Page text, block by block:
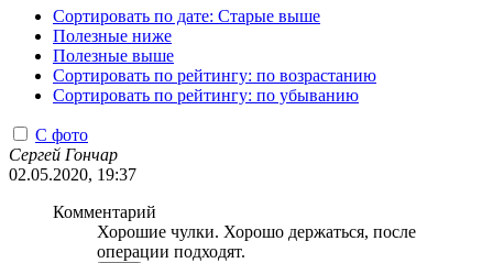
Сортировать по дате: Старые выше
Полезные ниже
Полезные выше
Сортировать по рейтингу: по возрастанию
Сортировать по рейтингу: по убыванию
С фото
Сергей Гончар
02.05.2020, 19:37
Комментарий
Хорошие чулки. Хорошо держаться, после
операции подходят.